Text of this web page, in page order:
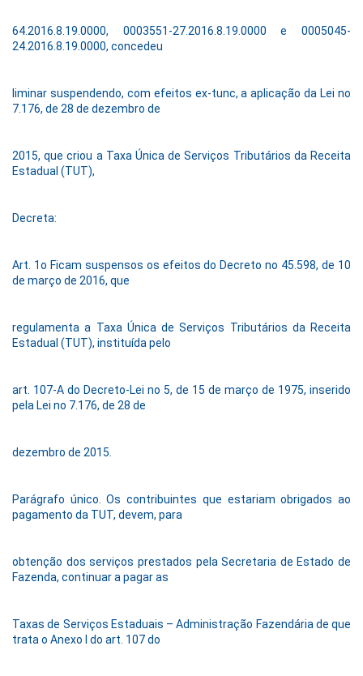
64.2016.8.19.0000, 0003551-27.2016.8.19.0000 e 0005045-
24.2016.8.19.0000, concedeu
liminar suspendendo, com efeitos ex-tunc, a aplicação da Lei no
7.176, de 28 de dezembro de
2015, que criou a Taxa Única de Serviços Tributários da Receita
Estadual (TUT),
Decreta:
Art. 1o Ficam suspensos os efeitos do Decreto no 45.598, de 10
de março de 2016, que
regulamenta a Taxa Única de Serviços Tributários da Receita
Estadual (TUT), instituída pelo
art. 107-A do Decreto-Lei no 5, de 15 de março de 1975, inserido
pela Lei no 7.176, de 28 de
dezembro de 2015.
Parágrafo único. Os contribuintes que estariam obrigados ao
pagamento da TUT, devem, para
obtenção dos serviços prestados pela Secretaria de Estado de
Fazenda, continuar a pagar as
Taxas de Serviços Estaduais – Administração Fazendária de que
trata o Anexo I do art. 107 do